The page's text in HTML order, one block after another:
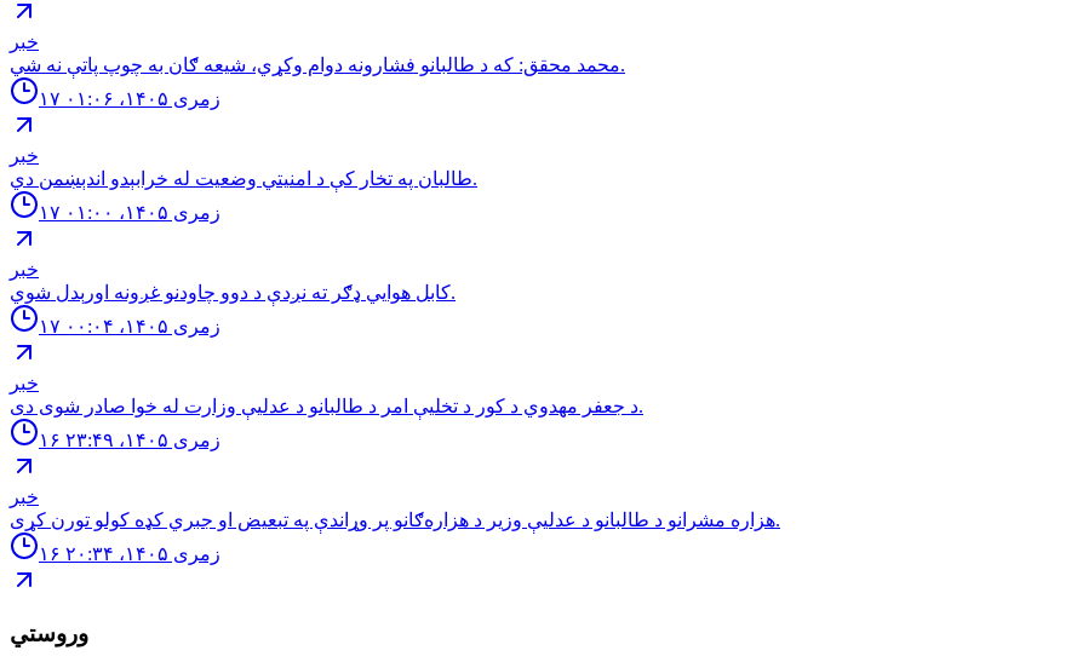
خبر
محمد محقق: كه د طالبانو فشارونه دوام وكړي، شيعه ګان به چوپ پاتې نه شي.
۱۷ زمری ۱۴۰۵، ۰۱:۰۶
خبر
طالبان په تخار کې د امنيتي وضعيت له خرابېدو اندېښمن دي.
۱۷ زمری ۱۴۰۵، ۰۱:۰۰
خبر
كابل هوايي ډګر ته نږدې د دوو چاودنو غږونه اورېدل شوي.
۱۷ زمری ۱۴۰۵، ۰۰:۰۴
خبر
د جعفر مهدوي د کور د تخلیې امر د طالبانو د عدلیې وزارت له خوا صادر شوی دی.
۱۶ زمری ۱۴۰۵، ۲۳:۴۹
خبر
هزاره مشرانو د طالبانو د عدلیې وزیر د هزاره‌ګانو پر وړاندې په تبعیض او جبري کډه کولو تورن کړی.
۱۶ زمری ۱۴۰۵، ۲۰:۳۴
وروستي